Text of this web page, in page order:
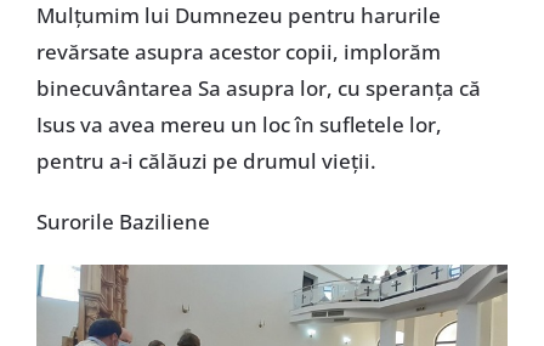
Mulțumim lui Dumnezeu pentru harurile
revărsate asupra acestor copii, implorăm
binecuvântarea Sa asupra lor, cu speranța că
Isus va avea mereu un loc în sufletele lor,
pentru a-i călăuzi pe drumul vieții.
Surorile Baziliene